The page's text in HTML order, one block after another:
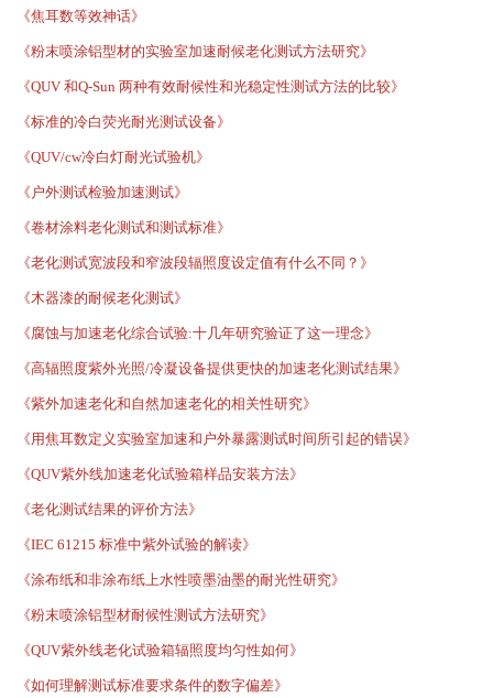
《焦耳数等效神话》
《粉末喷涂铝型材的实验室加速耐候老化测试方法研究》
《QUV 和Q-Sun 两种有效耐候性和光稳定性测试方法的比较》
《标准的冷白荧光耐光测试设备》
《QUV/cw冷白灯耐光试验机》
《户外测试检验加速测试》
《卷材涂料老化测试和测试标准》
《老化测试宽波段和窄波段辐照度设定值有什么不同？》
《木器漆的耐候老化测试》
《腐蚀与加速老化综合试验:十几年研究验证了这一理念》
《高辐照度紫外光照/冷凝设备提供更快的加速老化测试结果》
《紫外加速老化和自然加速老化的相关性研究》
《用焦耳数定义实验室加速和户外暴露测试时间所引起的错误》
《QUV紫外线加速老化试验箱样品安装方法》
《老化测试结果的评价方法》
《IEC 61215 标准中紫外试验的解读》
《涂布纸和非涂布纸上水性喷墨油墨的耐光性研究》
《粉末喷涂铝型材耐候性测试方法研究》
《QUV紫外线老化试验箱辐照度均匀性如何》
《如何理解测试标准要求条件的数字偏差》